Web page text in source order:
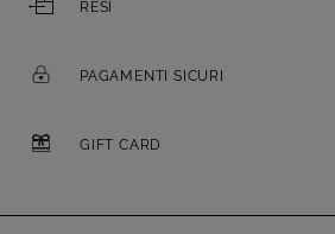
RESI
PAGAMENTI SICURI
GIFT CARD